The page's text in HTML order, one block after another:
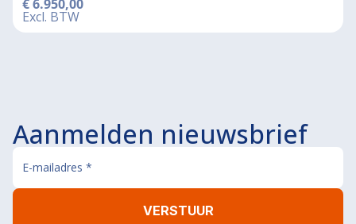
€6.950,00
Excl. BTW
Aanmelden nieuwsbrief